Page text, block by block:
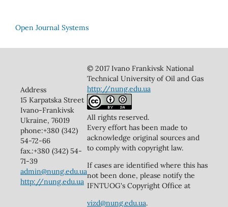
Open Journal Systems
Address
15 Karpatska Street
Ivano-Frankivsk
Ukraine, 76019
phone:+380 (342)
54-72-66
fax.:+380 (342) 54-
71-39
admin@nung.edu.ua
http://nung.edu.ua
© 2017 Ivano Frankivsk National
Technical University of Oil and Gas
http://nung.edu.ua
All rights reserved.
Every effort has been made to
acknowledge original sources and
to comply with copyright law.
If cases are identified where this has
not been done, please notify the
IFNTUOG's Copyright Office at
vizd@nung.edu.ua.